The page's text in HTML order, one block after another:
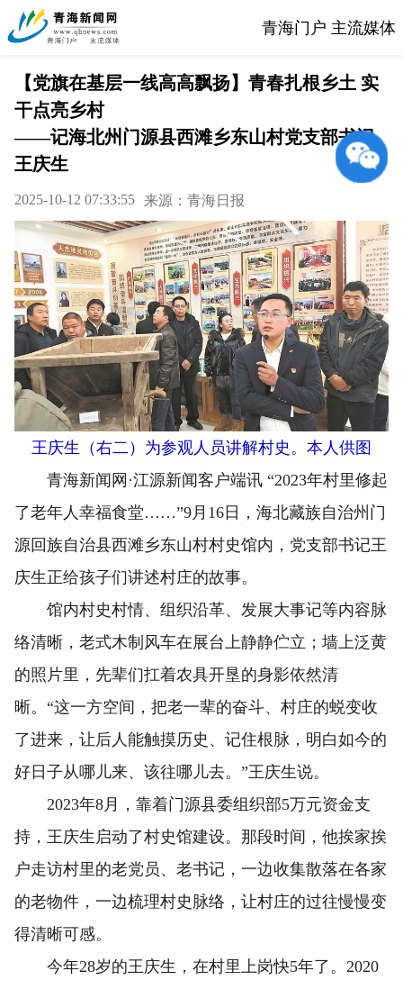
青海门户 主流媒体
【党旗在基层一线高高飘扬】青春扎根乡土 实
干点亮乡村
——记海北州门源县西滩乡东山村党支部书记
王庆生
2025-10-12 07:33:55 来源：青海日报
王庆生（右二）为参观人员讲解村史。本人供图
青海新闻网·江源新闻客户端讯 “2023年村里修起
了老年人幸福食堂……”9月16日，海北藏族自治州门
源回族自治县西滩乡东山村村史馆内，党支部书记王
庆生正给孩子们讲述村庄的故事。
馆内村史村情、组织沿革、发展大事记等内容脉
络清晰，老式木制风车在展台上静静伫立；墙上泛黄
的照片里，先辈们扛着农具开垦的身影依然清
晰。“这一方空间，把老一辈的奋斗、村庄的蜕变收
了进来，让后人能触摸历史、记住根脉，明白如今的
好日子从哪儿来、该往哪儿去。”王庆生说。
2023年8月，靠着门源县委组织部5万元资金支
持，王庆生启动了村史馆建设。那段时间，他挨家挨
户走访村里的老党员、老书记，一边收集散落在各家
的老物件，一边梳理村史脉络，让村庄的过往慢慢变
得清晰可感。
今年28岁的王庆生，在村里上岗快5年了。2020